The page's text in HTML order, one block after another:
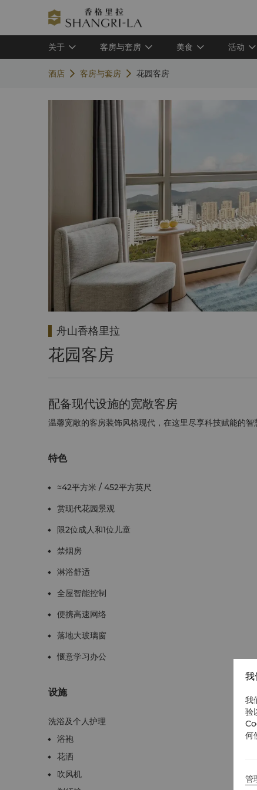
关于 客房与套房 美食 活动
酒店 客房与套房 花园客房
舟山香格里拉
花园客房
配备现代设施的宽敞客房
温馨宽敞的客房装饰风格现代，在这里尽享科技赋能的智
特色
≈42平方米 / 452平方英尺
赏现代花园景观
限2位成人和1位儿童
禁烟房
淋浴舒适
全屋智能控制
便携高速网络
落地大玻璃窗
惬意学习办公
设施
洗浴及个人护理
浴袍
花洒
吹风机
我
我
验
何
管